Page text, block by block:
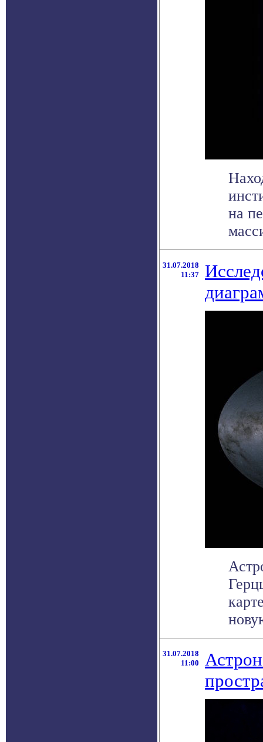
на
31.07.2018
11:37
31.07.2018
11:00